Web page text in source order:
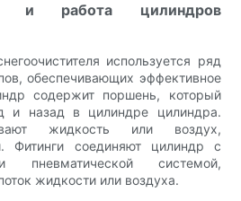
и работа цилиндров
используется ряд
обеспечивающих эффективное
содержит поршень, который
и назад в цилиндре цилиндра.
жидкость или воздух,
Фитинги соединяют цилиндр с
пневматической системой,
жидкости или воздуха.